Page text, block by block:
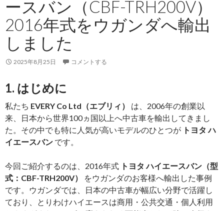
ト
ラ
リ
へ
輸
し
た
ースバン（CBF-TRH200V）
2016年式をウガンダへ輸出
しました
2025年8月25日 コメントする
1. はじめに
私たち EVERY Co Ltd（エブリィ）
は、2006年の創業以
来、日本から世界100ヵ国以上へ中古車を輸出してきまし
た。その中でも特に人気が高いモデルのひとつが トヨタ ハ
イエースバン です。
今回ご紹介するのは、2016年式 トヨタ ハイエースバン（型
式：CBF-TRH200V）
をウガンダのお客様へ輸出した事例
です。ウガンダでは、日本の中古車が幅広い分野で活躍し
ており、とりわけハイエースは商用・公共交通・個人利用